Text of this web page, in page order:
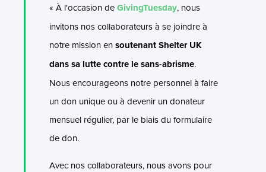
« À l'occasion deGivingTuesday, nous
invitons nos collaborateurs à se joindre à
notre mission ensoutenant Shelter UK
dans sa lutte contre le sans-abrisme.
Nous encourageons notre personnel à faire
un don unique ou à devenir un donateur
mensuel régulier, par le biais du formulaire
de don.
Avec nos collaborateurs, nous avons pour